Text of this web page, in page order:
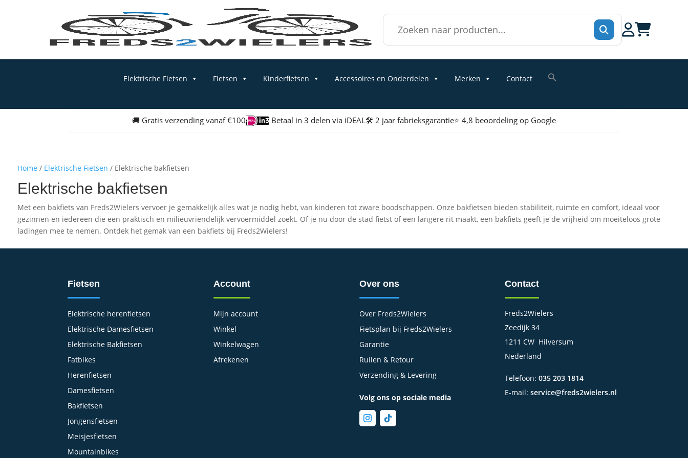
Zoek
naar:
Elektrische Fietsen Fietsen Kinderfietsen Accessoires en Onderdelen Merken Contact
🚚 Gratis verzending vanaf €100 Betaal in 3 delen via iDEAL🛠 2 jaar fabrieksgarantie⭐ 4,8 beoordeling op Google
Home / Elektrische Fietsen / Elektrische bakfietsen
Elektrische bakfietsen
Met een bakfiets van Freds2Wielers vervoer je gemakkelijk alles wat je nodig hebt, van kinderen tot zware boodschappen. Onze bakfietsen bieden stabiliteit, ruimte en comfort, ideaal voor
gezinnen en iedereen die een praktisch en milieuvriendelijk vervoermiddel zoekt. Of je nu door de stad fietst of een langere rit maakt, een bakfiets geeft je de vrijheid om moeiteloos grote
ladingen mee te nemen. Ontdek het gemak van een bakfiets bij Freds2Wielers!
Fietsen
Elektrische herenfietsen
Elektrische Damesfietsen
Elektrische Bakfietsen
Fatbikes
Herenfietsen
Damesfietsen
Bakfietsen
Jongensfietsen
Meisjesfietsen
Mountainbikes
Account
Mijn account
Winkel
Winkelwagen
Afrekenen
Over ons
Over Freds2Wielers
Fietsplan bij Freds2Wielers
Garantie
Ruilen & Retour
Verzending & Levering
Volg ons op sociale media
Contact
Freds2Wielers
Zeedijk 34
1211 CW Hilversum
Nederland
Telefoon:035 203 1814
E-mail:service@freds2wielers.nl